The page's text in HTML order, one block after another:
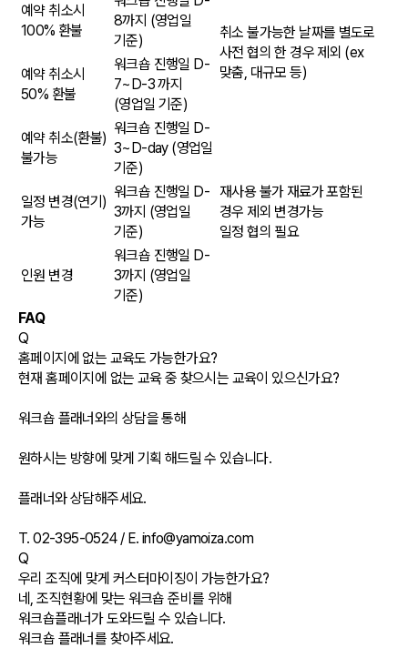
예약 취소시
100% 환불
8까지 (영업일
기준)
취소 불가능한 날짜를 별도로
사전 협의 한 경우 제외 (ex
맞춤, 대규모 등)
예약 취소시
50% 환불
워크숍 진행일 D-
7~D-3 까지
(영업일 기준)
예약 취소(환불)
불가능
워크숍 진행일 D-
3~D-day(영업일
기준)
일정 변경(연기)
가능
워크숍 진행일 D-
3까지 (영업일
기준)
재사용 불가 재료가 포함된
경우 제외 변경가능
일정 협의 필요
인원 변경
워크숍 진행일 D-
3까지 (영업일
기준)
FAQ
Q
홈페이지에 없는 교육도 가능한가요?
현재 홈페이지에 없는 교육 중 찾으시는 교육이 있으신가요?
워크숍 플래너와의 상담을 통해
원하시는 방향에 맞게 기획 해드릴 수 있습니다.
플래너와 상담해주세요.
T. 02-395-0524 / E. info@yamoiza.com
Q
우리 조직에 맞게 커스터마이징이 가능한가요?
네, 조직현황에 맞는 워크숍 준비를 위해
워크숍플래너가 도와드릴 수 있습니다.
워크숍 플래너를 찾아주세요.